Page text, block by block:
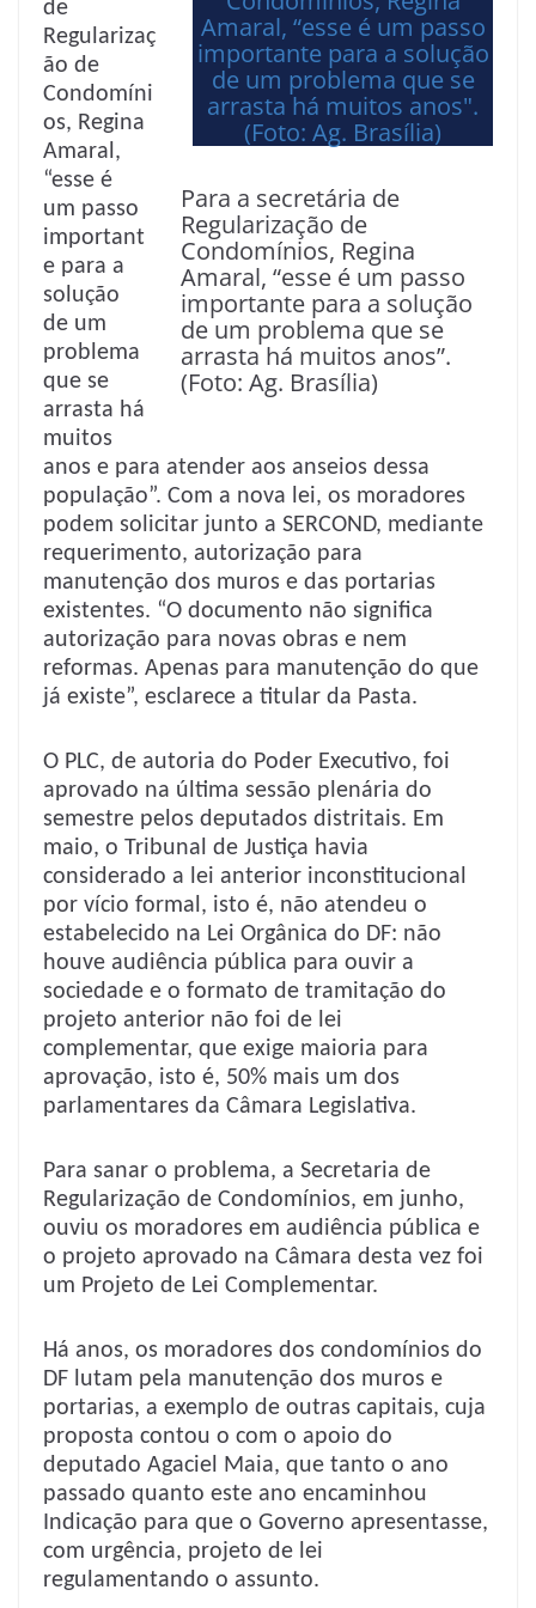
Para a secretária de
Regularização de
Condomínios, Regina
Amaral, “esse é um passo
importante para a solução
de um problema que se
arrasta há muitos anos”.
(Foto: Ag. Brasília)
de
Regularizaç
ão de
Condomíni
os, Regina
Amaral,
“esse é
um passo
important
e para a
solução
de um
problema
que se
arrasta há
muitos
anos e para atender aos anseios dessa
população”. Com a nova lei, os moradores
podem solicitar junto a SERCOND, mediante
requerimento, autorização para
manutenção dos muros e das portarias
existentes. “O documento não significa
autorização para novas obras e nem
reformas. Apenas para manutenção do que
já existe”, esclarece a titular da Pasta.
O PLC, de autoria do Poder Executivo, foi
aprovado na última sessão plenária do
semestre pelos deputados distritais. Em
maio, o Tribunal de Justiça havia
considerado a lei anterior inconstitucional
por vício formal, isto é, não atendeu o
estabelecido na Lei Orgânica do DF: não
houve audiência pública para ouvir a
sociedade e o formato de tramitação do
projeto anterior não foi de lei
complementar, que exige maioria para
aprovação, isto é, 50% mais um dos
parlamentares da Câmara Legislativa.
Para sanar o problema, a Secretaria de
Regularização de Condomínios, em junho,
ouviu os moradores em audiência pública e
o projeto aprovado na Câmara desta vez foi
um Projeto de Lei Complementar.
Há anos, os moradores dos condomínios do
DF lutam pela manutenção dos muros e
portarias, a exemplo de outras capitais, cuja
proposta contou o com o apoio do
deputado Agaciel Maia, que tanto o ano
passado quanto este ano encaminhou
Indicação para que o Governo apresentasse,
com urgência, projeto de lei
regulamentando o assunto.